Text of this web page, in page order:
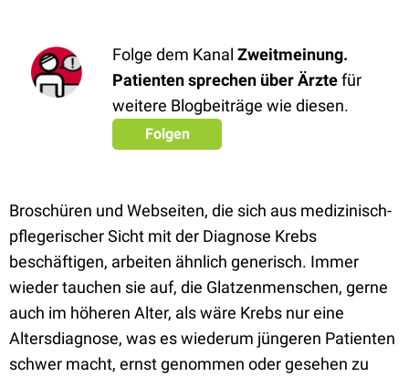
Folge dem Kanal Zweitmeinung.
Patienten sprechen über Ärztefür
weitere Blogbeiträge wie diesen.
Folgen
Broschüren und Webseiten, die sich aus medizinisch-
pflegerischer Sicht mit der Diagnose Krebs
beschäftigen, arbeiten ähnlich generisch. Immer
wieder tauchen sie auf, die Glatzenmenschen, gerne
auch im höheren Alter, als wäre Krebs nur eine
Altersdiagnose, was es wiederum jüngeren Patienten
schwer macht, ernst genommen oder gesehen zu